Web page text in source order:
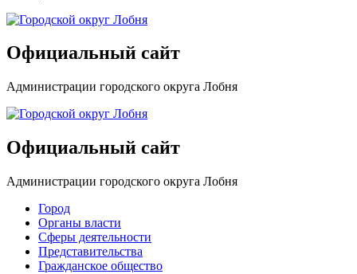
Официальный сайт
Администрации городского округа Лобня
Официальный сайт
Администрации городского округа Лобня
Город
Органы власти
Сферы деятельности
Представительства
Гражданское общество